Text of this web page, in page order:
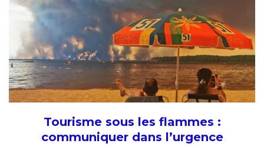
Tourisme sous les flammes :
communiquer dans l’urgence